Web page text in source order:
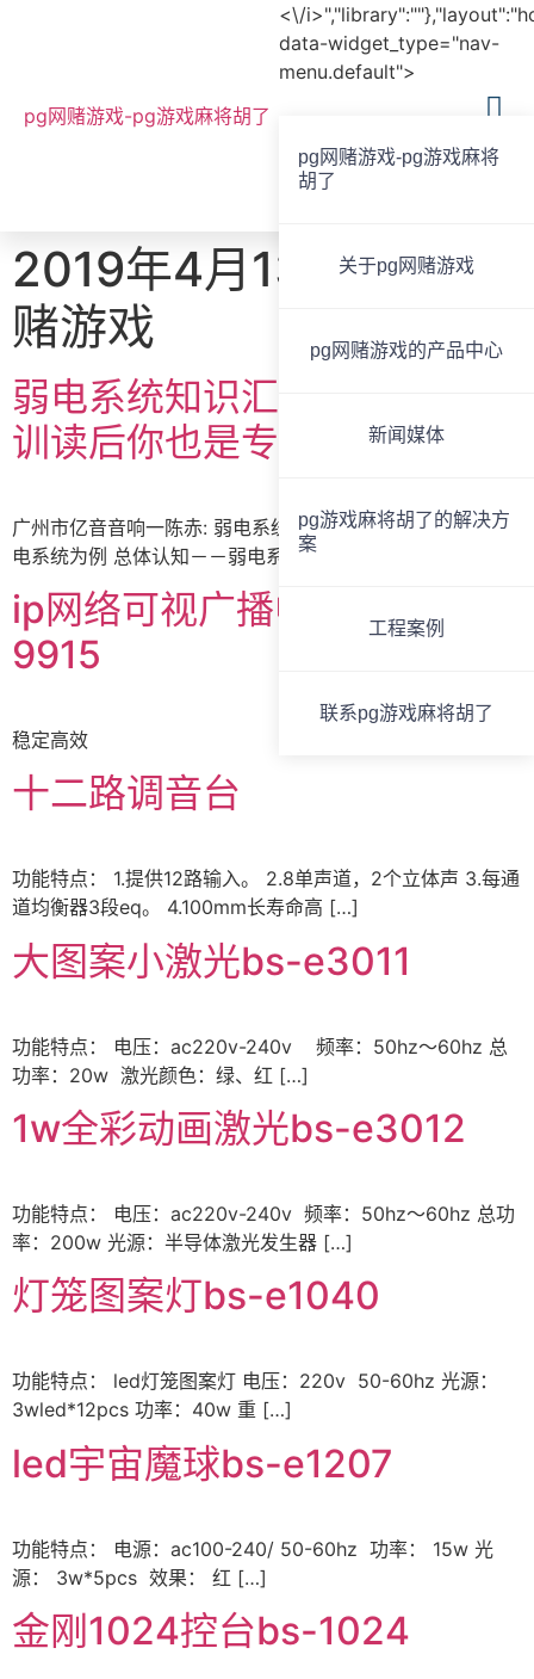
pg网赌游戏-pg游戏麻将胡了
<\/
data-widget_type="nav-
menu.default">
pg网赌游戏-pg游戏麻将
胡了
关于pg网赌游戏
pg网赌游戏的产品中心
新闻媒体
pg游戏麻将胡了的解决方
案
工程案例
联系pg游戏麻将胡了
2019年4月13日 -pg网
赌游戏
弱电系统知识汇编——不用培
训读后你也是专家，必备利器
广州市亿音音响一陈赤: 弱电系统知识汇编——以某图书馆弱
电系统为例 总体认知－－弱电系 […]
ip网络可视广播中控主机bvs-
9915
稳定高效
十二路调音台
功能特点： 1.提供12路输入。 2.8单声道，2个立体声 3.每通
道均衡器3段eq。 4.100mm长寿命高 […]
大图案小激光bs-e3011
功能特点： 电压：ac220v-240v 频率：50hz～60hz 总
功率：20w 激光颜色：绿、红 […]
1w全彩动画激光bs-e3012
功能特点： 电压：ac220v-240v 频率：50hz～60hz 总功
率：200w 光源：半导体激光发生器 […]
灯笼图案灯bs-e1040
功能特点： led灯笼图案灯 电压：220v 50-60hz 光源：
3wled*12pcs 功率：40w 重 […]
led宇宙魔球bs-e1207
功能特点： 电源：ac100-240/ 50-60hz 功率： 15w 光
源： 3w*5pcs 效果： 红 […]
金刚1024控台bs-1024